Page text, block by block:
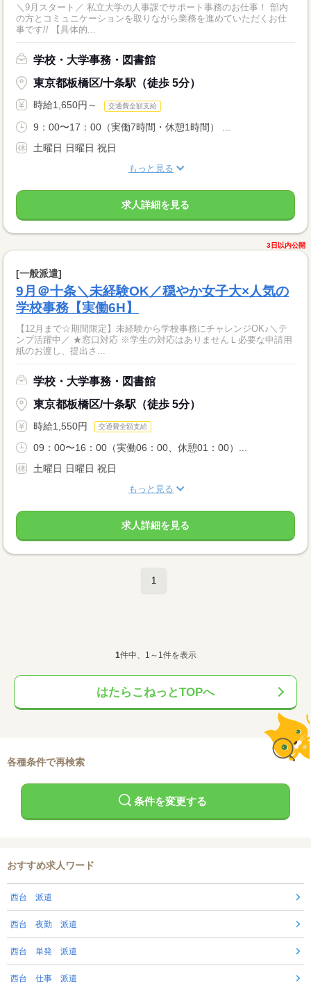
＼9月スタート／ 私立大学の人事課でサポート事務のお仕事！ 部内
の方とコミュニケーションを取りながら業務を進めていただくお仕
事です// 【具体的...
学校・大学事務・図書館
東京都板橋区/十条駅（徒歩 5分）
時給1,650円～ 交通費全額支給
9：00〜17：00（実働7時間・休憩1時間） ...
土曜日 日曜日 祝日
もっと見る
求人詳細を見る
3日以内公開
[一般派遣]
9月＠十条＼未経験OK／穏やか女子大×人気の
学校事務【実働6H】
【12月まで☆期間限定】未経験から学校事務にチャレンジOK♪＼テ
ンプ活躍中／ ★窓口対応 ※学生の対応はありませんＬ必要な申請用
紙のお渡し、提出さ...
学校・大学事務・図書館
東京都板橋区/十条駅（徒歩 5分）
時給1,550円 交通費全額支給
09：00〜16：00（実働06：00、休憩01：00）...
土曜日 日曜日 祝日
もっと見る
求人詳細を見る
1
1件中、1～1件を表示
はたらこねっとTOPへ
各種条件で再検索
条件を変更する
おすすめ求人ワード
西台 派遣
西台 夜勤 派遣
西台 単発 派遣
西台 仕事 派遣